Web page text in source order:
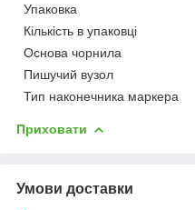
Упаковка
Кількість в упаковці
Основа чорнила
Пишучий вузол
Тип наконечника маркера
Приховати
Умови доставки